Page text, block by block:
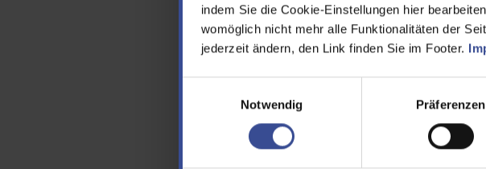
indem Sie die Cookie-Einstellungen hier
womöglich nicht mehr alle Funktionalitäten der
jederzeit ändern, den Link finden Sie im Footer.
Notwendig
Präferenzen
Vorname
Nachname